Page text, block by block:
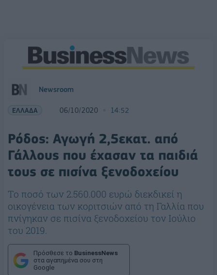
Newsroom
ΕΛΛΑΔΑ 06/10/2020 14:52
Ρόδος: Αγωγή 2,5εκατ. από
Γάλλους που έχασαν τα παιδιά
τους σε πισίνα ξενοδοχείου
Το ποσό των 2.560.000 ευρώ διεκδικεί η
οικογένεια των κοριτσιών από τη Γαλλία που
πνίγηκαν σε πισίνα ξενοδοχείου τον Ιούλιο
του 2019.
Πρόσθεσε το BusinessNews
στα αγαπημένα σου στη
Google